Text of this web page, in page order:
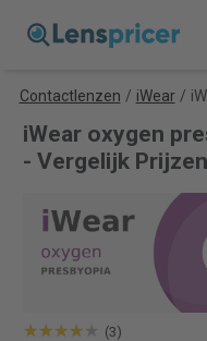
Contactlenzen / iWear /
iWear oxygen
- Vergelijk Prijzen
(3)